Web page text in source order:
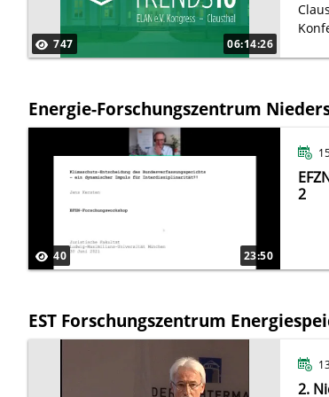
747 06:14:26
Energie-Forschungszentrum
40 23:50
2
EST Forschungszentrum
2.